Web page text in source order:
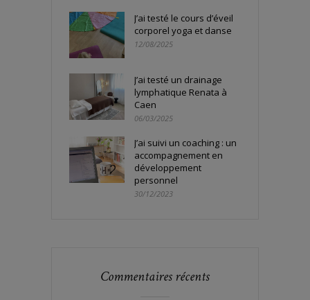
J’ai testé le cours d’éveil
corporel yoga et danse
12/08/2025
J’ai testé un drainage
lymphatique Renata à
Caen
06/03/2025
J’ai suivi un coaching : un
accompagnement en
développement
personnel
30/12/2023
Commentaires récents